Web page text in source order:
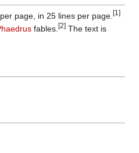
page, in 25 lines per page. [1]
fables. [2] The text is